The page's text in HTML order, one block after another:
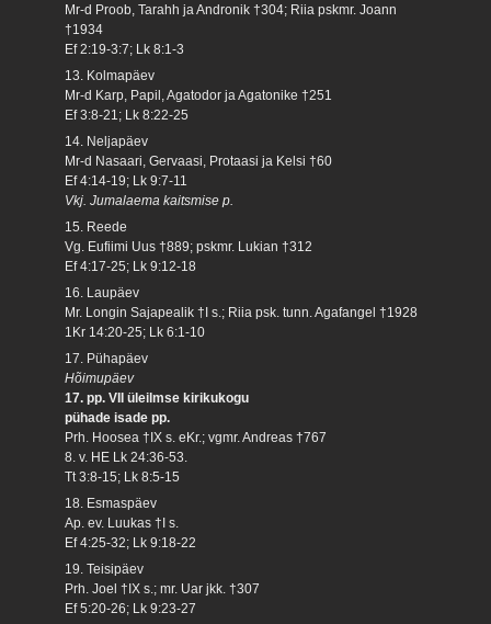
Mr-d Proob, Tarahh ja Andronik †304; Riia pskmr. Joann
†1934
Ef 2:19-3:7; Lk 8:1-3
13. Kolmapäev
Mr-d Karp, Papil, Agatodor ja Agatonike †251
Ef 3:8-21; Lk 8:22-25
14. Neljapäev
Mr-d Nasaari, Gervaasi, Protaasi ja Kelsi †60
Ef 4:14-19; Lk 9:7-11
Vkj. Jumalaema kaitsmise p.
15. Reede
Vg. Eufiimi Uus †889; pskmr. Lukian †312
Ef 4:17-25; Lk 9:12-18
16. Laupäev
Mr. Longin Sajapealik †I s.; Riia psk. tunn. Agafangel †1928
1Kr 14:20-25; Lk 6:1-10
17. Pühapäev
Hõimupäev
17. pp. VII üleilmse kirikukogu
pühade isade pp.
Prh. Hoosea †IX s. eKr.; vgmr. Andreas †767
8. v. HE Lk 24:36-53.
Tt 3:8-15; Lk 8:5-15
18. Esmaspäev
Ap. ev. Luukas †I s.
Ef 4:25-32; Lk 9:18-22
19. Teisipäev
Prh. Joel †IX s.; mr. Uar jkk. †307
Ef 5:20-26; Lk 9:23-27